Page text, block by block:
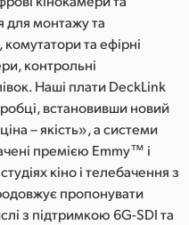
для монтажу та
та ефірні
контрольні
Наші плати DeckLink
встановивши новий
– якість», а системи
премією Emmy™ і
кіно і телебачення з
пропонувати
з підтримкою 6G-SDI та